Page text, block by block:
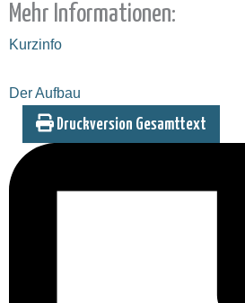
Mehr Informationen:
Kurzinfo
Der Aufbau
Druckversion Gesamttext